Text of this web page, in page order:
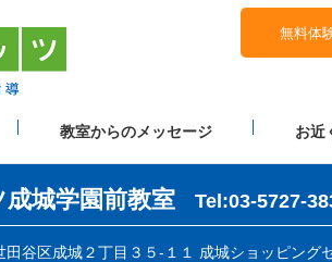
無料体
教室からのメッセージ お近
成城学園前教室 Tel:03-5727-
谷区成城２丁目３５-１１ 成城ショッピング